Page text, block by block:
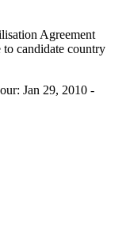
Agreement
candidate country
Jan 29, 2010 -